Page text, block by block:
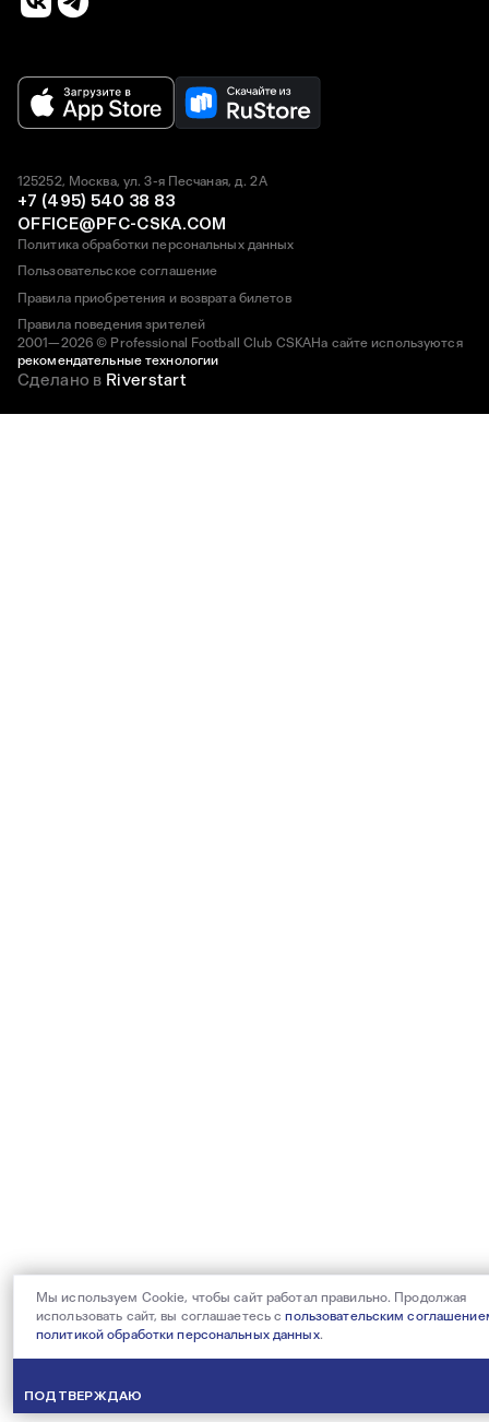
2001—2026 © Professional Football Club CSKAНа сайте используются
рекомендательные технологии
125252, Москва, ул. 3-я Песчаная, д. 2А
+7 (495) 540 38 83
OFFICE@PFC-CSKA.COM
Политика обработки персональных данных
Пользовательское соглашение
Правила приобретения и возврата билетов
Правила поведения зрителей
Сделано в Riverstart
Мы используем Cookie, чтобы сайт работал правильно. Продолжая
использовать сайт, вы соглашаетесь спользовательским
политикой обработки персональных данных.
ПОДТВЕРЖДАЮ